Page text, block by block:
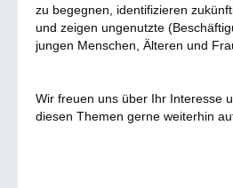
zu begegnen, identifizieren
und zeigen ungenutzte
jungen Menschen, Älteren und
Wir freuen uns über Ihr Interesse
diesen Themen gerne weiterhin